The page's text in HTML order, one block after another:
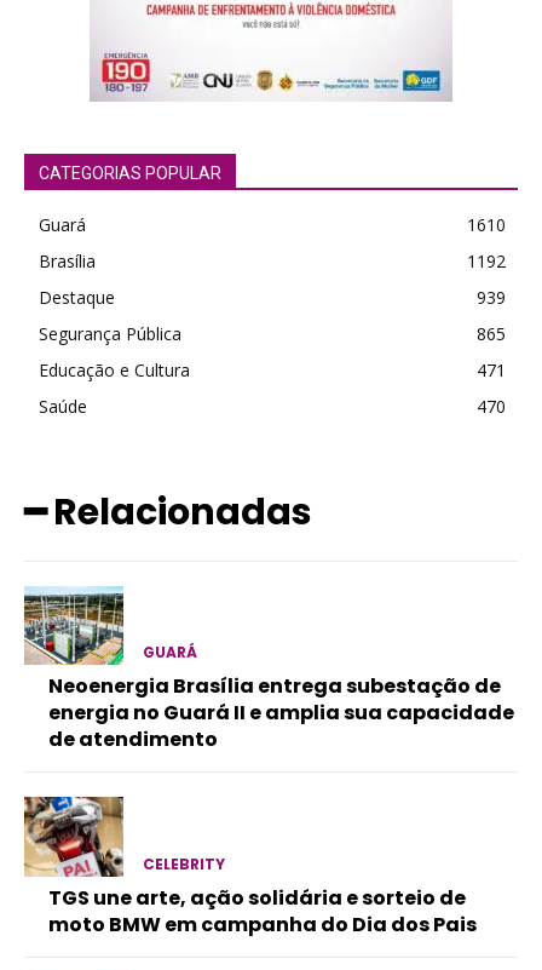
CATEGORIAS POPULAR
Guará
1610
Brasília
1192
Destaque
939
Segurança Pública
865
Educação e Cultura
471
Saúde
470
━ Relacionadas
GUARÁ
Neoenergia Brasília entrega subestação de
energia no Guará II e amplia sua capacidade
de atendimento
CELEBRITY
TGS une arte, ação solidária e sorteio de
moto BMW em campanha do Dia dos Pais